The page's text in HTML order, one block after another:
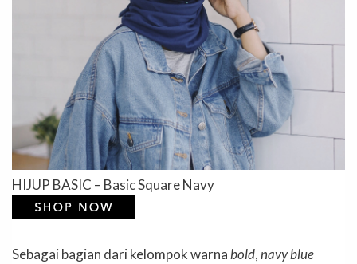
HIJUP BASIC – Basic Square Navy
Sebagai bagian dari kelompok warnabold,navy blue